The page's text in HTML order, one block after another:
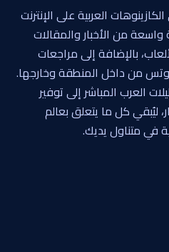
العربية على الإنترنت
من الأخبار والمقالات
بالإضافة إلى مراجعات
من داخل المنطقة وخارجها.
العرب المباشر إلى توفير
ليُبقي كل ما يتعلق بعالم
في متناول يديك.